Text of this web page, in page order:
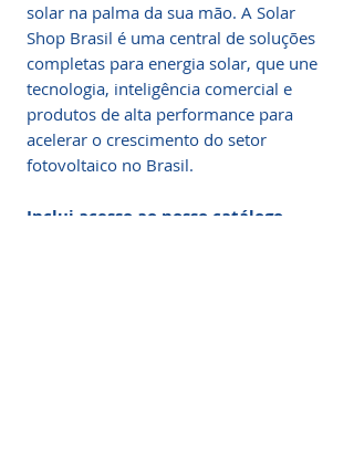
solar na palma da sua mão. A Solar
Shop Brasil é uma central de soluções
completas para energia solar, que une
tecnologia, inteligência comercial e
produtos de alta performance para
acelerar o crescimento do setor
fotovoltaico no Brasil.
Inclui acesso ao nosso catálogo